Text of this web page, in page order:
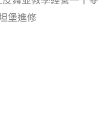
堡進修